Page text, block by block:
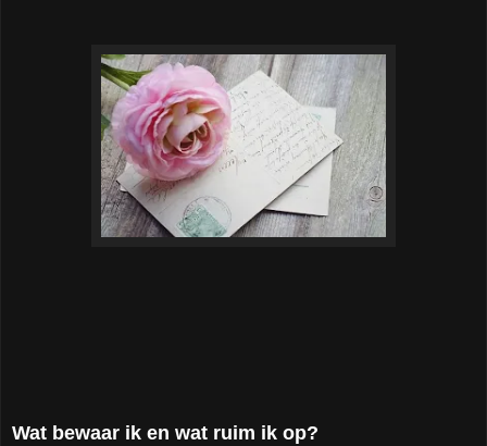
Wat bewaar ik en wat ruim ik op?